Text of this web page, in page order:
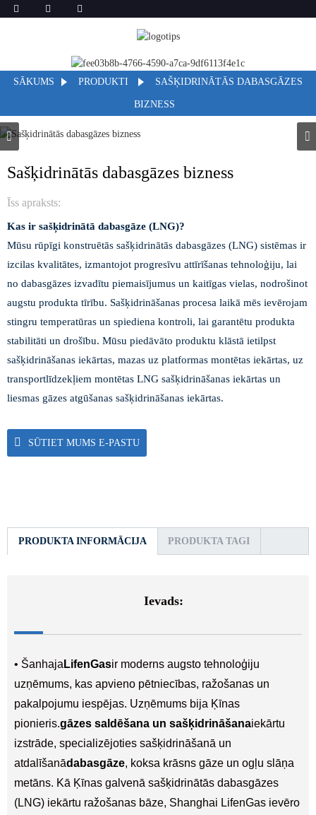
SĀKUMS PRODUKTI SAŠĶIDRINĀTĀS DABASGĀZES
BIZNESS
Sašķidrinātās dabasgāzes bizness
Īss apraksts:
Kas ir sašķidrinātā dabasgāze (LNG)?
Mūsu rūpīgi konstruētās sašķidrinātās dabasgāzes (LNG) sistēmas ir
izcilas kvalitātes, izmantojot progresīvu attīrīšanas tehnoloģiju, lai
no dabasgāzes izvadītu piemaisījumus un kaitīgas vielas, nodrošinot
augstu produkta tīrību. Sašķidrināšanas procesa laikā mēs ievērojam
stingru temperatūras un spiediena kontroli, lai garantētu produkta
stabilitāti un drošību. Mūsu piedāvāto produktu klāstā ietilpst
sašķidrināšanas iekārtas, mazas uz platformas montētas iekārtas, uz
transportlīdzekļiem montētas LNG sašķidrināšanas iekārtas un
liesmas gāzes atgūšanas sašķidrināšanas iekārtas.
SŪTIET MUMS E-PASTU
PRODUKTA INFORMĀCIJA PRODUKTA TAGI
Ievads:
• Šanhaja LifenGasir moderns augsto tehnoloģiju
uzņēmums, kas apvieno pētniecības, ražošanas un
pakalpojumu iespējas. Uzņēmums bija Ķīnas
pionieris.gāzes saldēšana un sašķidrināšanaiekārtu
izstrāde, specializējoties sašķidrināšanā un
atdalīšanādabasgāze, koksa krāsns gāze un ogļu slāņa
metāns. Kā Ķīnas galvenā sašķidrinātās dabasgāzes
(LNG) iekārtu ražošanas bāze, Shanghai LifenGas ievēro